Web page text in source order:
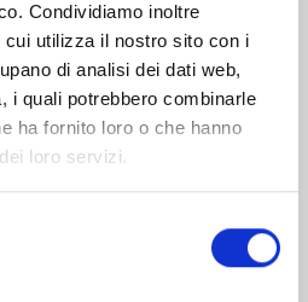
Condividiamo inoltre
utilizza il nostro sito con i
di analisi dei dati web,
i quali potrebbero combinarle
ha fornito loro o che hanno
loro servizi.